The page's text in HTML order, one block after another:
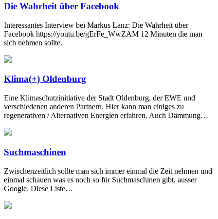
Die Wahrheit über Facebook
Interessantes Interview bei Markus Lanz: Die Wahrheit über
Facebook https://youtu.be/gErFe_WwZAM 12 Minuten die man
sich nehmen sollte.
Klima(+) Oldenburg
Eine Klimaschutzinitiative der Stadt Oldenburg, der EWE und
verschiedenen anderen Partnern. Hier kann man einiges zu
regenerativen / Alternativen Energien erfahren. Auch Dämmung…
Suchmaschinen
Zwischenzeitlich sollte man sich immer einmal die Zeit nehmen und
einmal schauen was es noch so für Suchmaschinen gibt, ausser
Google. Diese Liste…